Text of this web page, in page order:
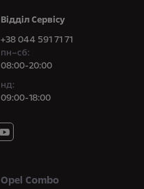
Відділ Сервісу
+38 044 591 71 71
пн–сб:
08:00-20:00
нд:
09:00-18:00
Opel Combo